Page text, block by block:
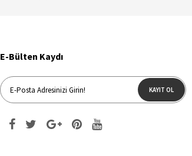
E-Bülten Kaydı
KAYIT OL